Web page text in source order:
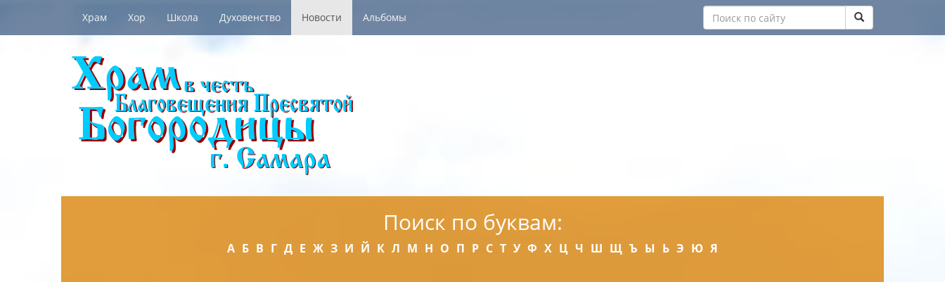
Храм Хор Школа Духовенство Новости Альбомы
Поиск по буквам:
А Б В Г Д Е Ж З И Й К Л М Н О П Р С Т У Ф Х Ц Ч Ш Щ Ъ Ы Ь Э Ю Я